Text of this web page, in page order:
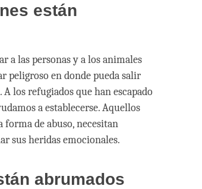
están
a las personas y a los animales
peligroso en donde pueda salir
los refugiados que han escapado
a establecerse. Aquellos
de abuso, necesitan
sus heridas emocionales.
abrumados